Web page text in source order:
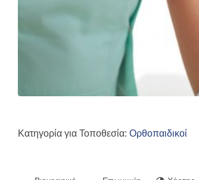
Κατηγορία για Τοποθεσία: Ορθοπαιδικοί